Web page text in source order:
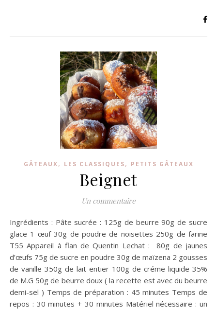
GÂTEAUX, LES CLASSIQUES, PETITS GÂTEAUX
Beignet
Un commentaire
Ingrédients : Pâte sucrée : 125g de beurre 90g de sucre
glace 1 œuf 30g de poudre de noisettes 250g de farine
T55 Appareil à flan de Quentin Lechat : 80g de jaunes
d’œufs 75g de sucre en poudre 30g de maïzena 2 gousses
de vanille 350g de lait entier 100g de créme liquide 35%
de M.G 50g de beurre doux ( la recette est avec du beurre
demi-sel ) Temps de préparation : 45 minutes Temps de
repos : 30 minutes + 30 minutes Matériel nécessaire : un